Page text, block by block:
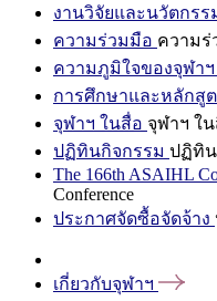
งานวิจัยและนวัตกรร
ความร่วมมือ ความร่
ความภูมิใจของจุฬาฯ
การศึกษาและหลักสู
จุฬาฯ ในสื่อ จุฬาฯ ใ
ปฏิทินกิจกรรม ปฏิทิน
The 166th ASAIHL
Conference
ประกาศจัดซื้อจัดจ้าง
เกี่ยวกับจุฬาฯ